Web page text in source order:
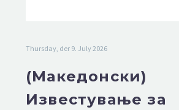
Thursday, der 9. July 2026
(Македонски)
Известување за